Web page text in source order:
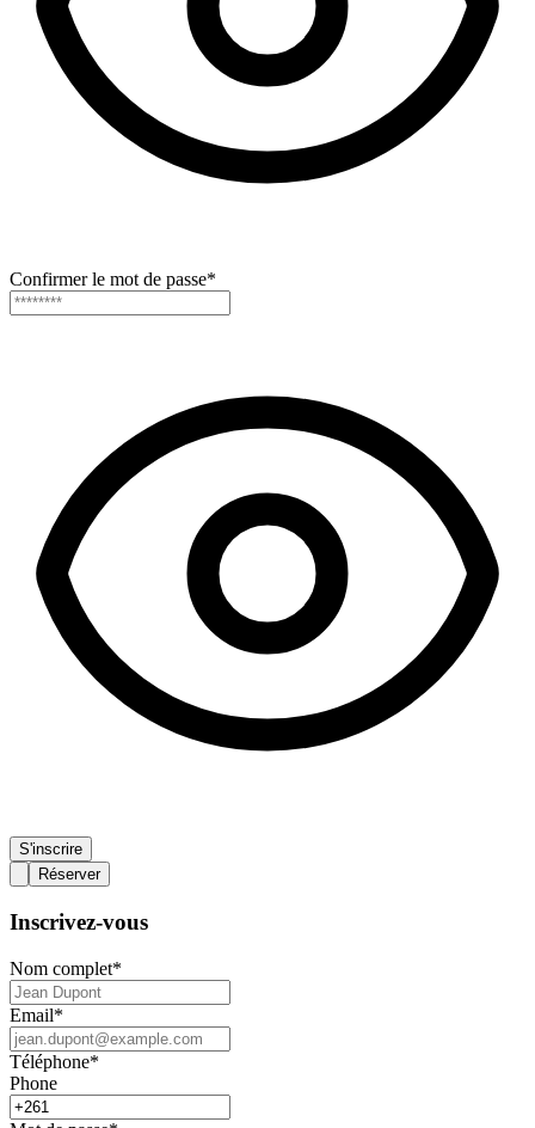
Confirmer le mot de passe*
S'inscrire
Réserver
Inscrivez-vous
Nom complet*
Email*
Téléphone*
Phone